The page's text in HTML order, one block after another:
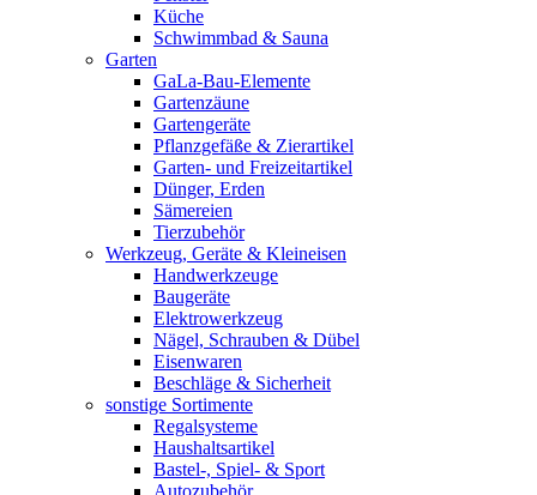
Küche
Schwimmbad & Sauna
Garten
GaLa-Bau-Elemente
Gartenzäune
Gartengeräte
Pflanzgefäße & Zierartikel
Garten- und Freizeitartikel
Dünger, Erden
Sämereien
Tierzubehör
Werkzeug, Geräte & Kleineisen
Handwerkzeuge
Baugeräte
Elektrowerkzeug
Nägel, Schrauben & Dübel
Eisenwaren
Beschläge & Sicherheit
sonstige Sortimente
Regalsysteme
Haushaltsartikel
Bastel-, Spiel- & Sport
Autozubehör